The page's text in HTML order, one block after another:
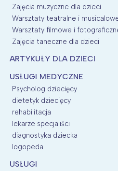
Zajęcia muzyczne dla dzieci
Warsztaty teatralne i
Warsztaty filmowe i
Zajęcia taneczne dla dzieci
ARTYKUŁY DLA DZIECI
USŁUGI MEDYCZNE
Psycholog dziecięcy
dietetyk dziecięcy
rehabilitacja
lekarze specjaliści
diagnostyka dziecka
logopeda
USŁUGI